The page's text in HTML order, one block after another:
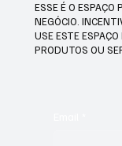
ESSE É O ESPAÇO
NEGÓCIO.
USE ESTE
PRODUTOS OU